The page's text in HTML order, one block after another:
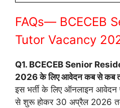
FAQs— BCECEB
Tutor Vacancy
Q1. BCECEB Senior
2026 के लिए आवेदन कब से कब
इस भर्ती के लिए ऑनलाइन आवेदन
से शुरू होकर 30 अप्रैल 2026 तक